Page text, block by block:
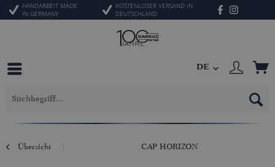
HANDARBEIT MADE
IN GERMANY
KOSTENLOSER VERSAND IN
DEUTSCHLAND
DE
Übersicht CAP HORIZON